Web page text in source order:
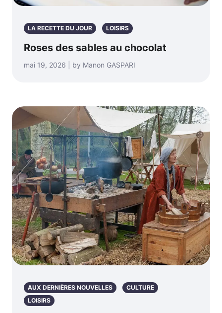
LA RECETTE DU JOUR LOISIRS
Roses des sables au chocolat
mai 19, 2026 | by Manon GASPARI
AUX DERNIÈRES NOUVELLES
CULTURE
LOISIRS